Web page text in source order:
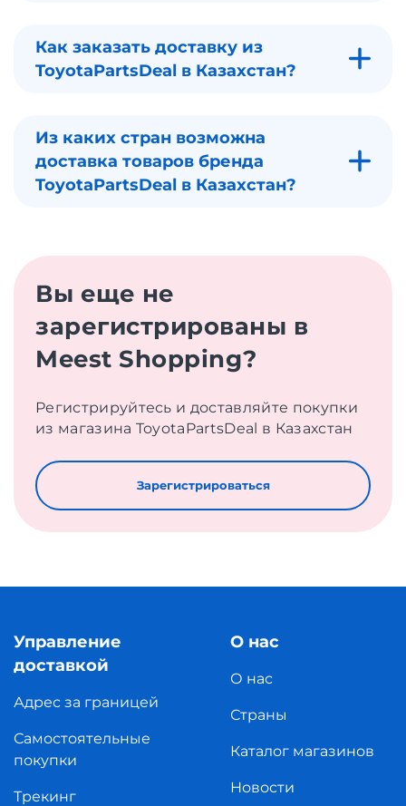
Как заказать доставку из
ToyotaPartsDeal в Казахстан?
Из каких стран возможна
доставка товаров бренда
ToyotaPartsDeal в Казахстан?
Вы еще не
зарегистрированы в
Meest Shopping?
Регистрируйтесь и доставляйте покупки
из магазина ToyotaPartsDeal в Казахстан
Зарегистрироваться
Управление
доставкой
Адрес за границей
Самостоятельные
покупки
Трекинг
О нас
О нас
Страны
Каталог магазинов
Новости